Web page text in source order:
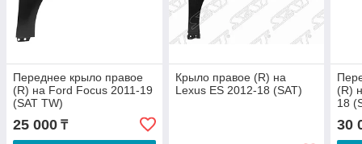
Переднее крыло правое
(R) на Ford Focus 2011-19
(SAT TW)
25 000 ₸
Крыло правое (R) на
Lexus ES 2012-18 (SAT)
(R)
18
30